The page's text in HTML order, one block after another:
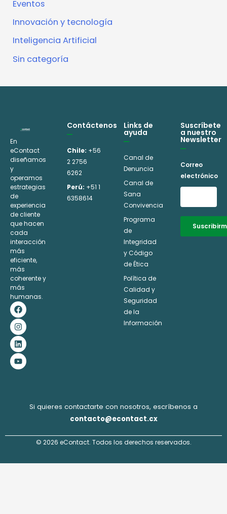
Eventos
Innovación y tecnología
Inteligencia Artificial
Sin categoría
En
eContact
diseñamos
y
operamos
estrategias
de
experiencia
de cliente
que hacen
cada
interacción
más
eficiente,
más
coherente y
más
humanas.
F
a
c
e
b
o
o
k
I
n
s
t
a
g
r
a
m
L
i
n
k
e
d
i
n
Y
o
u
t
u
b
e
Contáctenos
Chile: +56
2 2756
6262
Perú: +51 1
6358614
Links de
ayuda
Canal de
Denuncia
Canal de
Sana
Convivencia
Programa
de
Integridad
y Código
de Ética
Política de
Calidad y
Seguridad
de la
Información
Suscríbete
a nuestro
Newsletter
Correo
electrónico
Si quieres contactarte con nosotros, escríbenos a
contacto@econtact.cx
© 2026 eContact. Todos los derechos reservados.